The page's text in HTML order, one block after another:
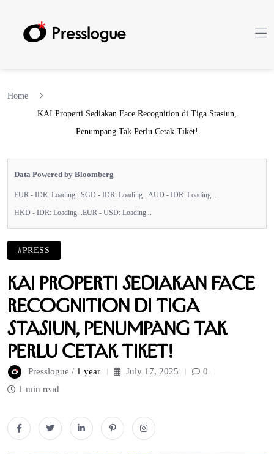
Home
KAI Properti Sediakan Face Recognition di Tiga Stasiun,
Penumpang Tak Perlu Cetak Tiket!
Data Powered by Bloomberg
EUR - IDR: Loading... SGD - IDR: Loading... AUD - IDR: Loading...
HKD - IDR: Loading... EUR - USD: Loading...
#PRESS
KAI Properti Sediakan Face
Recognition di Tiga
Stasiun, Penumpang Tak
Perlu Cetak Tiket!
Presslogue / 1 year July 17, 2025
0
1 min read